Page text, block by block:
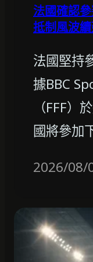
法國確認
抵制風波
法國堅持
據BBC
（FFF）
國將參加
2026/08/